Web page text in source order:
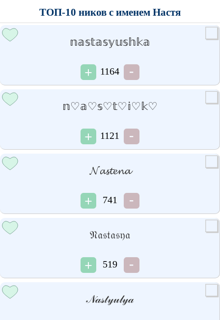
ТОП-10 ников с именем Настя
𝕟𝕒𝕤𝕥𝕒𝕤𝕪𝕦𝕤𝕙𝕜𝕒
1164
𝕟♡𝕒♡𝕤♡𝕥♡𝕚♡𝕜♡
1121
𝓝𝓪𝓼𝓽𝓮𝓷𝓪
741
𝔑𝔞𝔰𝔱𝔞𝔰𝔶𝔞
519
𝒩𝒶𝓈𝓉𝓎𝓊𝓁𝓎𝒶